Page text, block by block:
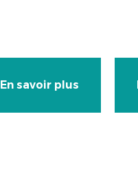
En savoir plus